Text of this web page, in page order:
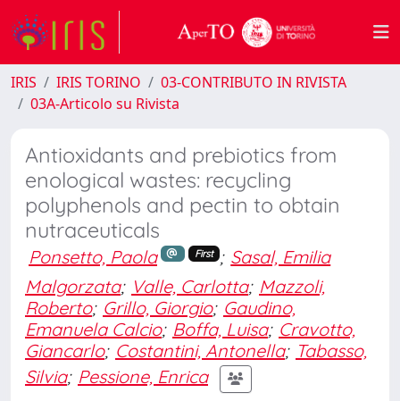
IRIS IRIS TORINO
03-CONTRIBUTO IN RIVISTA
03A-Articolo su Rivista
Antioxidants and prebiotics from
enological wastes: recycling
polyphenols and pectin to obtain
nutraceuticals
Ponsetto, Paola First ; Sasal, Emilia
Malgorzata; Valle, Carlotta; Mazzoli,
Roberto; Grillo, Giorgio; Gaudino,
Emanuela Calcio; Boffa, Luisa; Cravotto,
Giancarlo; Costantini, Antonella; Tabasso,
Silvia; Pessione, Enrica